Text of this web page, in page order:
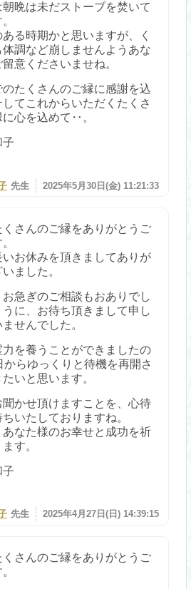
朝晩は未だストーブを焚いて
る時期かと思いますが、く
体調など崩しませんようあな
意くださいませね。
のたくさんのご縁に感謝を込
てこれからいただくたくさ
に心を込めて‥。
子
先生 2025年5月30日(金) 11:21:33
くさんのご縁をありがとうご
いお休みを頂きましてありが
ました。
お急ぎのご相談もおありでし
うに、お待ち頂きまして申し
せんでした。
力を養うことができましたの
からゆっくりと待機を再開さ
いと思います。
聞かせ頂けますことを、心待
いたしておりますね。
あなた様のお幸せと成功を祈
す。
子
先生 2025年4月27日(日) 14:39:15
くさんのご縁をありがとうご